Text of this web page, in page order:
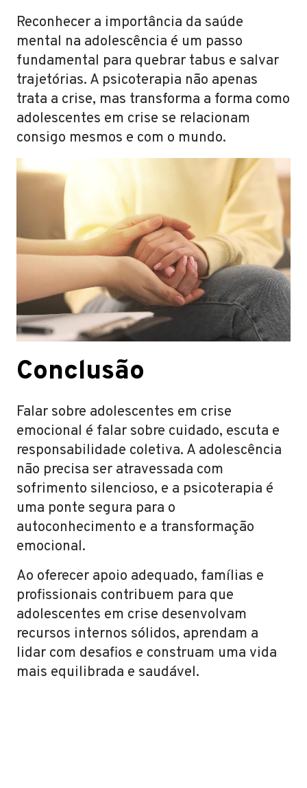
Reconhecer a importância da saúde
mental na adolescência é um passo
fundamental para quebrar tabus e salvar
trajetórias. A psicoterapia não apenas
trata a crise, mas transforma a forma como
adolescentes em crise se relacionam
consigo mesmos e com o mundo.
Conclusão
Falar sobre adolescentes em crise
emocional é falar sobre cuidado, escuta e
responsabilidade coletiva. A adolescência
não precisa ser atravessada com
sofrimento silencioso, e a psicoterapia é
uma ponte segura para o
autoconhecimento e a transformação
emocional.
Ao oferecer apoio adequado, famílias e
profissionais contribuem para que
adolescentes em crise desenvolvam
recursos internos sólidos, aprendam a
lidar com desafios e construam uma vida
mais equilibrada e saudável.